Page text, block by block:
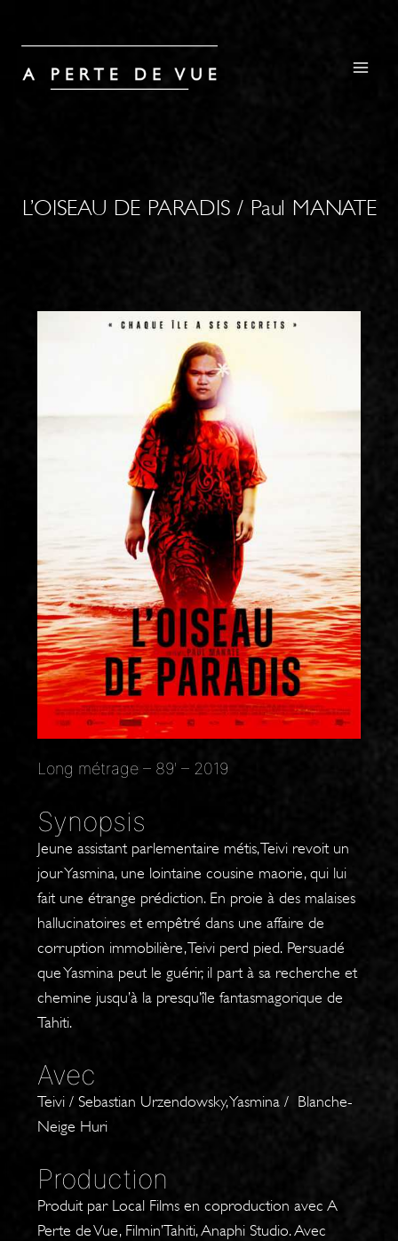
L’OISEAU DE PARADIS / Paul MANATE
Long métrage – 89′ – 2019
Synopsis
Jeune assistant parlementaire métis, Teivi revoit un
jour Yasmina, une lointaine cousine maorie, qui lui
fait une étrange prédiction. En proie à des malaises
hallucinatoires et empêtré dans une affaire de
corruption immobilière, Teivi perd pied. Persuadé
que Yasmina peut le guérir, il part à sa recherche et
chemine jusqu’à la presqu’île fantasmagorique de
Tahiti.
Avec
Teivi / Sebastian Urzendowsky, Yasmina / Blanche-
Neige Huri
Production
Produit par Local Films en coproduction avec A
Perte de Vue, Filmin’Tahiti, Anaphi Studio. Avec